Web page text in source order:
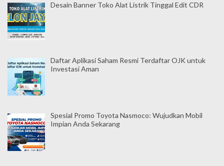
Desain Banner Toko Alat Listrik Tinggal Edit CDR
Daftar Aplikasi Saham Resmi Terdaftar OJK untuk
Investasi Aman
Spesial Promo Toyota Nasmoco: Wujudkan Mobil
Impian Anda Sekarang